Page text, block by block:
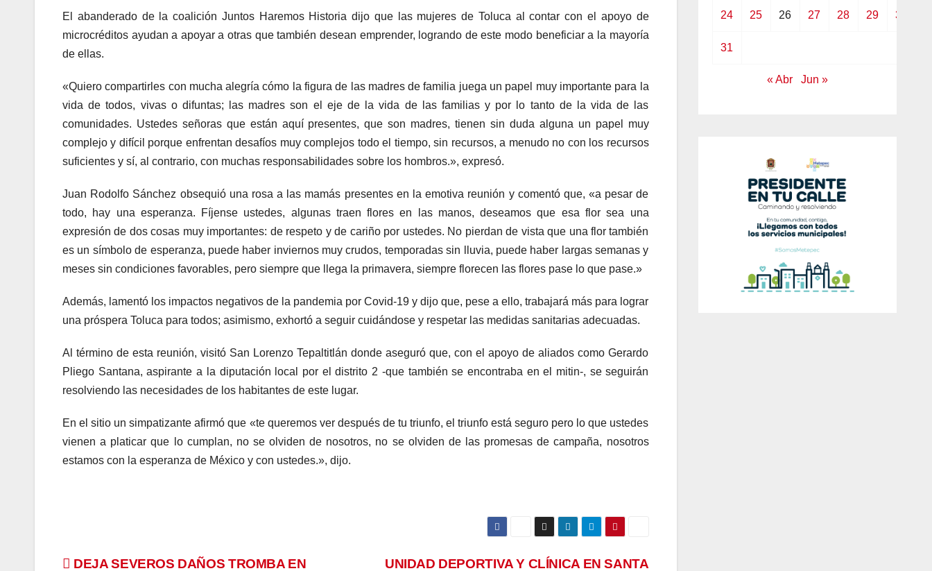
El abanderado de la coalición Juntos Haremos Historia dijo que las mujeres de Toluca al contar con el apoyo de
microcréditos ayudan a apoyar a otras que también desean emprender, logrando de este modo beneficiar a la mayoría
de ellas.
«Quiero compartirles con mucha alegría cómo la figura de las madres de familia juega un papel muy importante para la
vida de todos, vivas o difuntas; las madres son el eje de la vida de las familias y por lo tanto de la vida de las
comunidades. Ustedes señoras que están aquí presentes, que son madres, tienen sin duda alguna un papel muy
complejo y difícil porque enfrentan desafíos muy complejos todo el tiempo, sin recursos, a menudo no con los recursos
suficientes y sí, al contrario, con muchas responsabilidades sobre los hombros.», expresó.
Juan Rodolfo Sánchez obsequió una rosa a las mamás presentes en la emotiva reunión y comentó que, «a pesar de
todo, hay una esperanza. Fíjense ustedes, algunas traen flores en las manos, deseamos que esa flor sea una
expresión de dos cosas muy importantes: de respeto y de cariño por ustedes. No pierdan de vista que una flor también
es un símbolo de esperanza, puede haber inviernos muy crudos, temporadas sin lluvia, puede haber largas semanas y
meses sin condiciones favorables, pero siempre que llega la primavera, siempre florecen las flores pase lo que pase.»
Además, lamentó los impactos negativos de la pandemia por Covid-19 y dijo que, pese a ello, trabajará más para lograr
una próspera Toluca para todos; asimismo, exhortó a seguir cuidándose y respetar las medidas sanitarias adecuadas.
Al término de esta reunión, visitó San Lorenzo Tepaltitlán donde aseguró que, con el apoyo de aliados como Gerardo
Pliego Santana, aspirante a la diputación local por el distrito 2 -que también se encontraba en el mitin-, se seguirán
resolviendo las necesidades de los habitantes de este lugar.
En el sitio un simpatizante afirmó que «te queremos ver después de tu triunfo, el triunfo está seguro pero lo que ustedes
vienen a platicar que lo cumplan, no se olviden de nosotros, no se olviden de las promesas de campaña, nosotros
estamos con la esperanza de México y con ustedes.», dijo.
UNIDAD DEPORTIVA Y CLÍNICA EN SANTA
DEJA SEVEROS DAÑOS TROMBA EN
24 25 26 27 28 29 30
31
« Abr Jun »